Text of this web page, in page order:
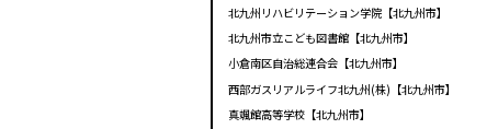
北九州リハビリテーション学院【北九州市】
北九州市立こども図書館【北九州市】
小倉南区自治総連合会【北九州市】
西部ガスリアルライフ北九州(株)【北九州市】
真颯館高等学校【北九州市】